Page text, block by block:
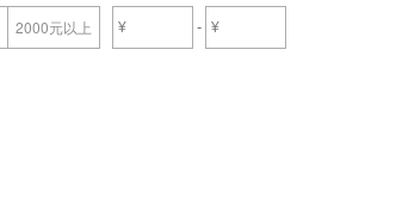
2000元以上 -